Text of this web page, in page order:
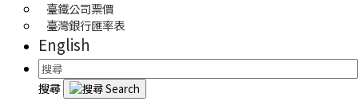
臺鐵公司票價
臺灣銀行匯率表
English
搜尋